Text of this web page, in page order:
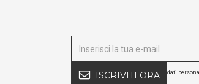
ISCRIVITI ORA dati